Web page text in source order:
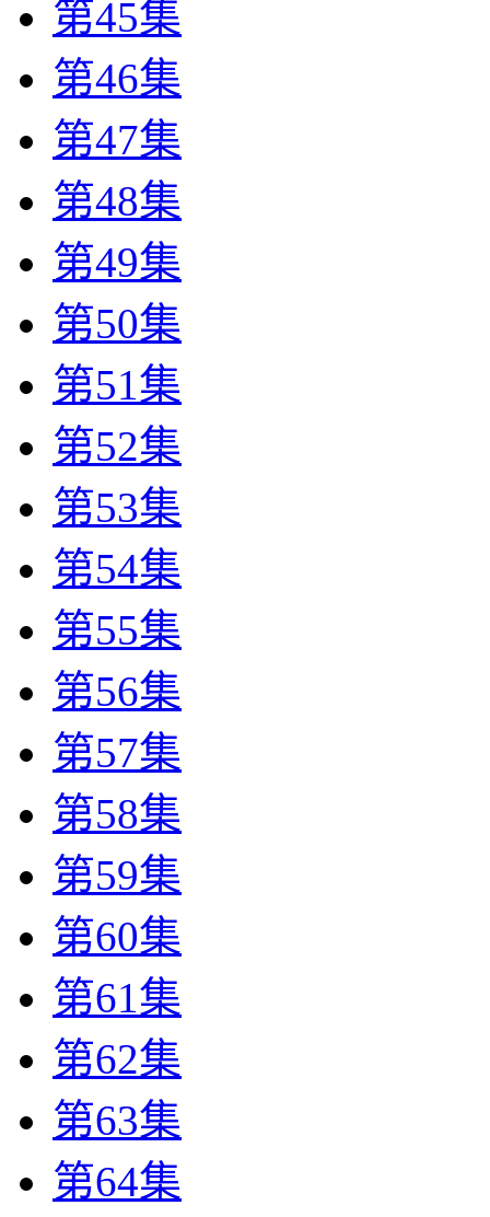
第45集
第46集
第47集
第48集
第49集
第50集
第51集
第52集
第53集
第54集
第55集
第56集
第57集
第58集
第59集
第60集
第61集
第62集
第63集
第64集